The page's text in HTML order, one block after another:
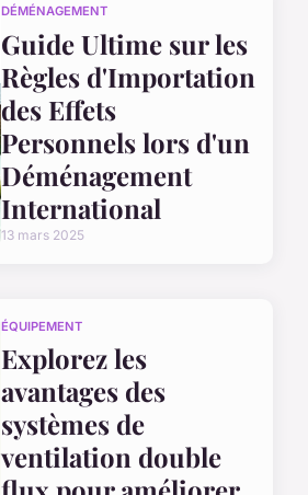
DÉMÉNAGEMENT
Guide Ultime sur les
Règles d'Importation
des Effets
Personnels lors d'un
Déménagement
International
13 mars 2025
ÉQUIPEMENT
Explorez les
avantages des
systèmes de
ventilation double